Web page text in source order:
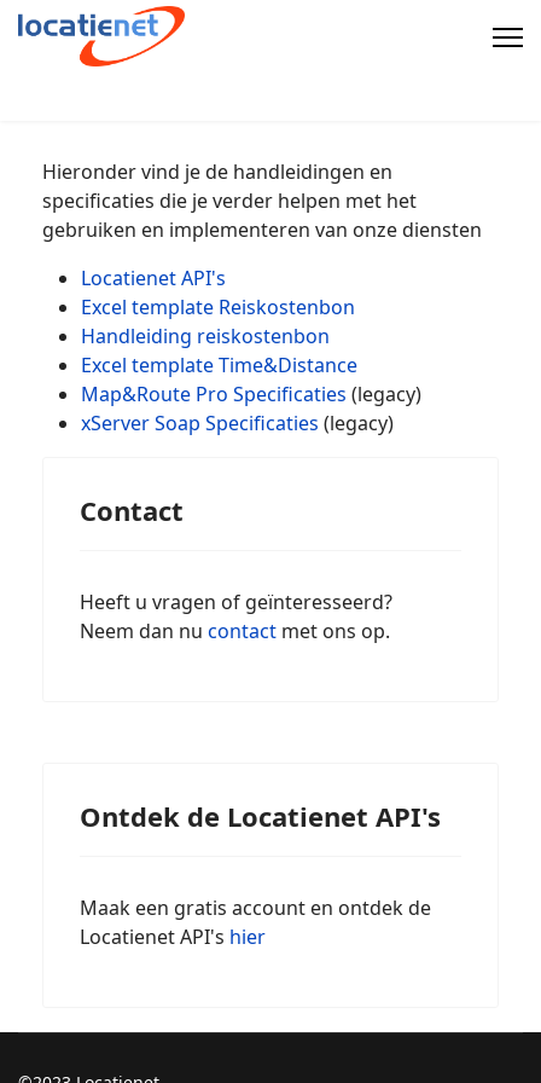
Hieronder vind je de handleidingen en
specificaties die je verder helpen met het
gebruiken en implementeren van onze diensten
Locatienet API's
Excel template Reiskostenbon
Handleiding reiskostenbon
Excel template Time&Distance
Map&Route Pro Specificaties (legacy)
xServer Soap Specificaties (legacy)
Contact
Heeft u vragen of geïnteresseerd?
Neem dan nu contact met ons op.
Ontdek de Locatienet API's
Maak een gratis account en ontdek de
Locatienet API's hier